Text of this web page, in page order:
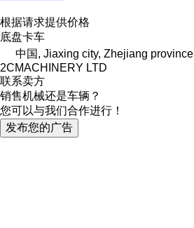
根据请求提供价格
底盘卡车
中国, Jiaxing city, Zhejiang province
2CMACHINERY LTD
联系卖方
销售机械还是车辆？
您可以与我们合作进行！
发布您的广告